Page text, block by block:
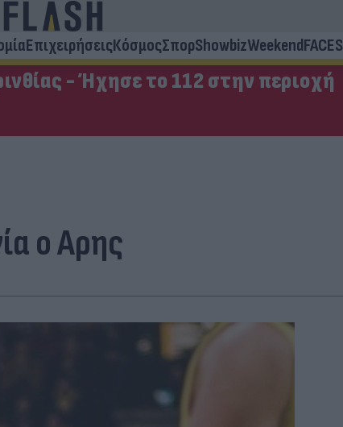
ΕπιχειρήσειςΚόσμοςΣπορShowbizWeekendFACES
- Ήχησε το 112 στην περιοχή
ο Αρης